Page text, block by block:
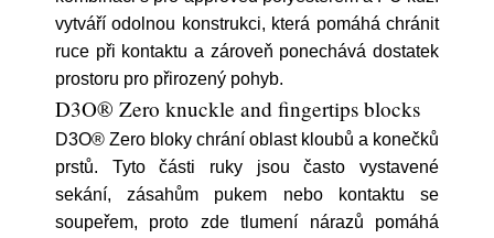
vytváří odolnou konstrukci, která pomáhá chránit
ruce při kontaktu a zároveň ponechává dostatek
prostoru pro přirozený pohyb.
D3O® Zero knuckle and fingertips blocks
D3O® Zero bloky chrání oblast kloubů a konečků
prstů. Tyto části ruky jsou často vystavené
sekání, zásahům pukem nebo kontaktu se
soupeřem, proto zde tlumení nárazů pomáhá